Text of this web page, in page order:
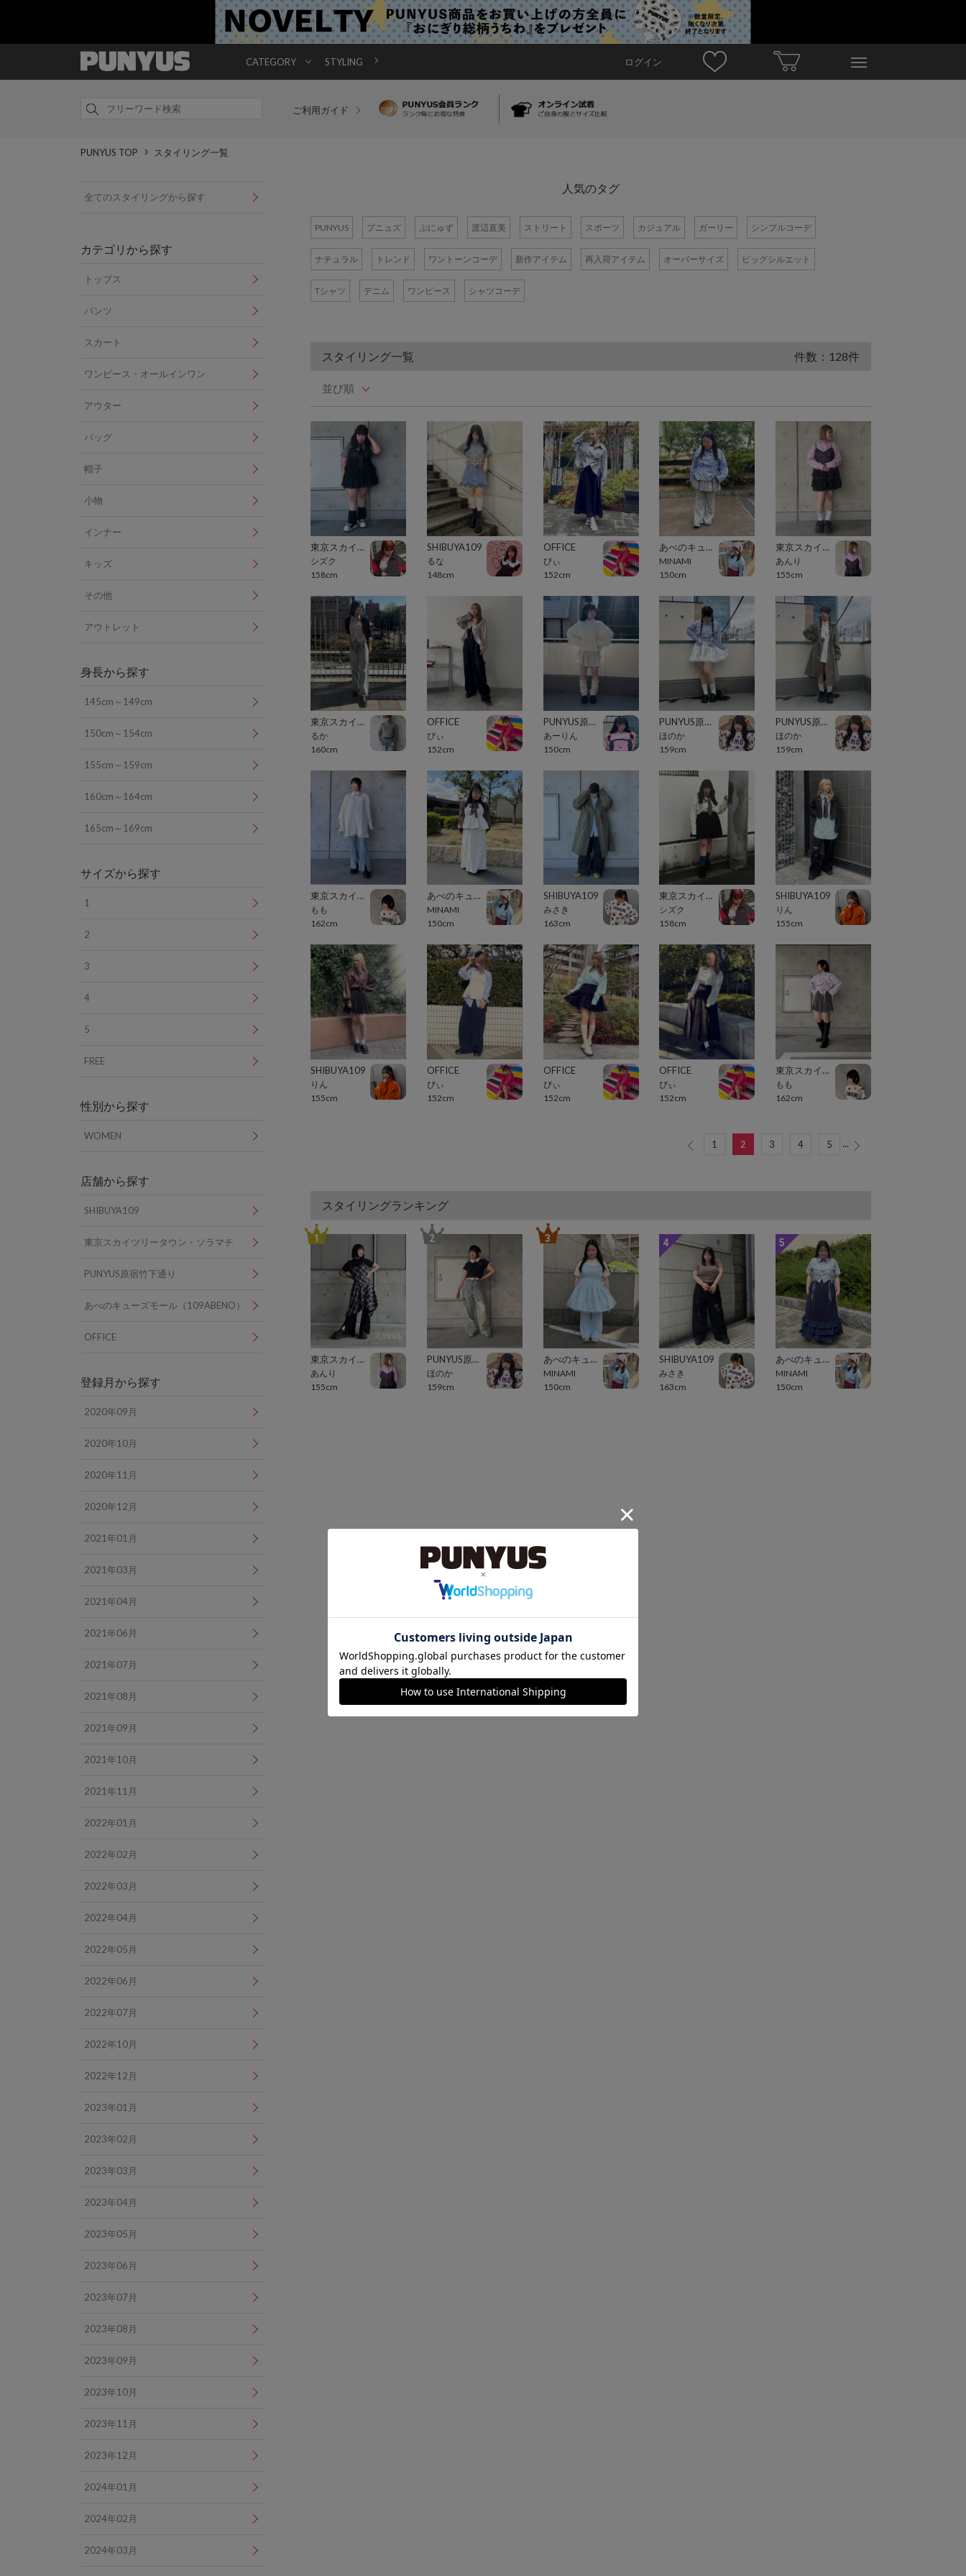
CATEGORY STYLING ログイン
ご利用ガイド
PUNYUS TOP スタイリング一覧
全てのスタイリングから探す
カテゴリから探す
トップス
パンツ
スカート
ワンピース・オールインワン
アウター
バッグ
帽子
小物
インナー
キッズ
その他
アウトレット
身長から探す
145cm～149cm
150cm～154cm
155cm～159cm
160cm～164cm
165cm～169cm
サイズから探す
1
2
3
4
5
FREE
性別から探す
WOMEN
店舗から探す
SHIBUYA109
東京スカイツリータウン・ソラマチ
PUNYUS原宿竹下通り
あべのキューズモール（109ABENO）
OFFICE
登録月から探す
2020年09月
2020年10月
2020年11月
2020年12月
2021年01月
2021年03月
2021年04月
2021年06月
2021年07月
2021年08月
2021年09月
2021年10月
2021年11月
2022年01月
2022年02月
2022年03月
2022年04月
2022年05月
2022年06月
2022年07月
2022年10月
2022年12月
2023年01月
2023年02月
2023年03月
2023年04月
2023年05月
2023年06月
2023年07月
2023年08月
2023年09月
2023年10月
2023年11月
2023年12月
2024年01月
2024年02月
2024年03月
人気のタグ
PUNYUS プニュズ ぷにゅず 渡辺直美 ストリート スポーツ カジュアル ガーリー シンプルコーデ
ナチュラル トレンド ワントーンコーデ 新作アイテム 再入荷アイテム オーバーサイズ ビッグシルエット
Tシャツ デニム ワンピース シャツコーデ
スタイリング一覧 件数：128件
並び順
東京スカイツリータウン・ソラマチ
シズク
158cm
SHIBUYA109
るな
148cm
OFFICE
ぴぃ
152cm
あべのキューズモール（109ABENO）
MINAMI
150cm
東京スカイツリータウン・ソラマチ
あんり
155cm
東京スカイツリータウン・ソラマチ
るか
160cm
OFFICE
ぴぃ
152cm
PUNYUS原宿竹下通り
あーりん
150cm
PUNYUS原宿竹下通り
ほのか
159cm
PUNYUS原宿竹下通り
ほのか
159cm
東京スカイツリータウン・ソラマチ
もも
162cm
あべのキューズモール（109ABENO）
MINAMI
150cm
SHIBUYA109
みさき
163cm
東京スカイツリータウン・ソラマチ
シズク
158cm
SHIBUYA109
りん
155cm
SHIBUYA109
りん
155cm
OFFICE
ぴぃ
152cm
OFFICE
ぴぃ
152cm
OFFICE
ぴぃ
152cm
東京スカイツリータウン・ソラマチ
もも
162cm
1 2 3 4 5 ...
スタイリングランキング
東京スカイツリータウン・ソラマチ
あんり
155cm
1
PUNYUS原宿竹下通り
ほのか
159cm
2
あべのキューズモール（109ABENO）
MINAMI
150cm
3
SHIBUYA109
みさき
163cm
4
あべのキューズモール（109ABENO）
MINAMI
150cm
5